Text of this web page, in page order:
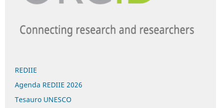
REDIIE
Agenda REDIIE 2026
Tesauro UNESCO